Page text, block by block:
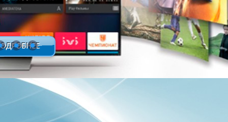
15 16 17 18 19